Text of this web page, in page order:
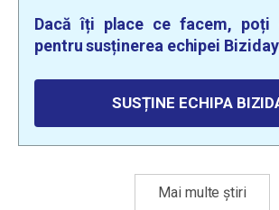
Dacă îți place ce facem, poți
pentru susținerea echipei
SUSȚINE ECHIPA
Mai multe știri